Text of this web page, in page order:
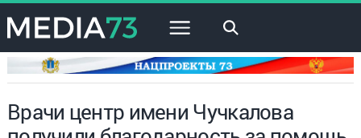
×
Врачи центр имени Чучкалова